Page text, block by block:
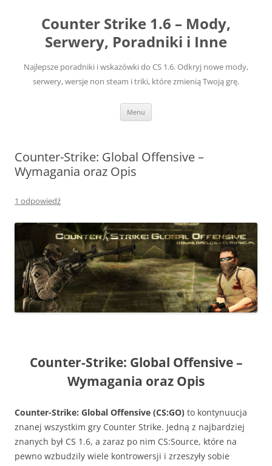
Counter Strike 1.6 – Mody,
Serwery, Poradniki i Inne
Najlepsze poradniki i wskazówki do CS 1.6. Odkryj nowe mody,
serwery, wersje non steam i triki, które zmienią Twoją grę.
Menu
Counter-Strike: Global Offensive –
Wymagania oraz Opis
1 odpowiedź
Counter-Strike: Global Offensive –
Wymagania oraz Opis
Counter-Strike: Global Offensive (CS:GO) to kontynuucja
znanej wszystkim gry Counter Strike. Jedną z najbardziej
znanych był CS 1.6, a zaraz po nim CS:Source, które na
pewno wzbudzily wiele kontrowersji i zrzeszyły sobie